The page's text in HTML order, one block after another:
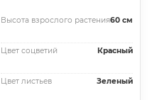
Высота взрослого растения60 см
Цвет соцветий Красный
Цвет листьев Зеленый